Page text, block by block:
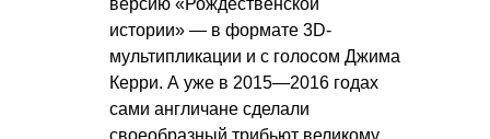
истории» — в формате 3D-
мультипликации и с голосом Джима
Керри. А уже в 2015—2016 годах
сами англичане сделали
своеобразный трибьют великому